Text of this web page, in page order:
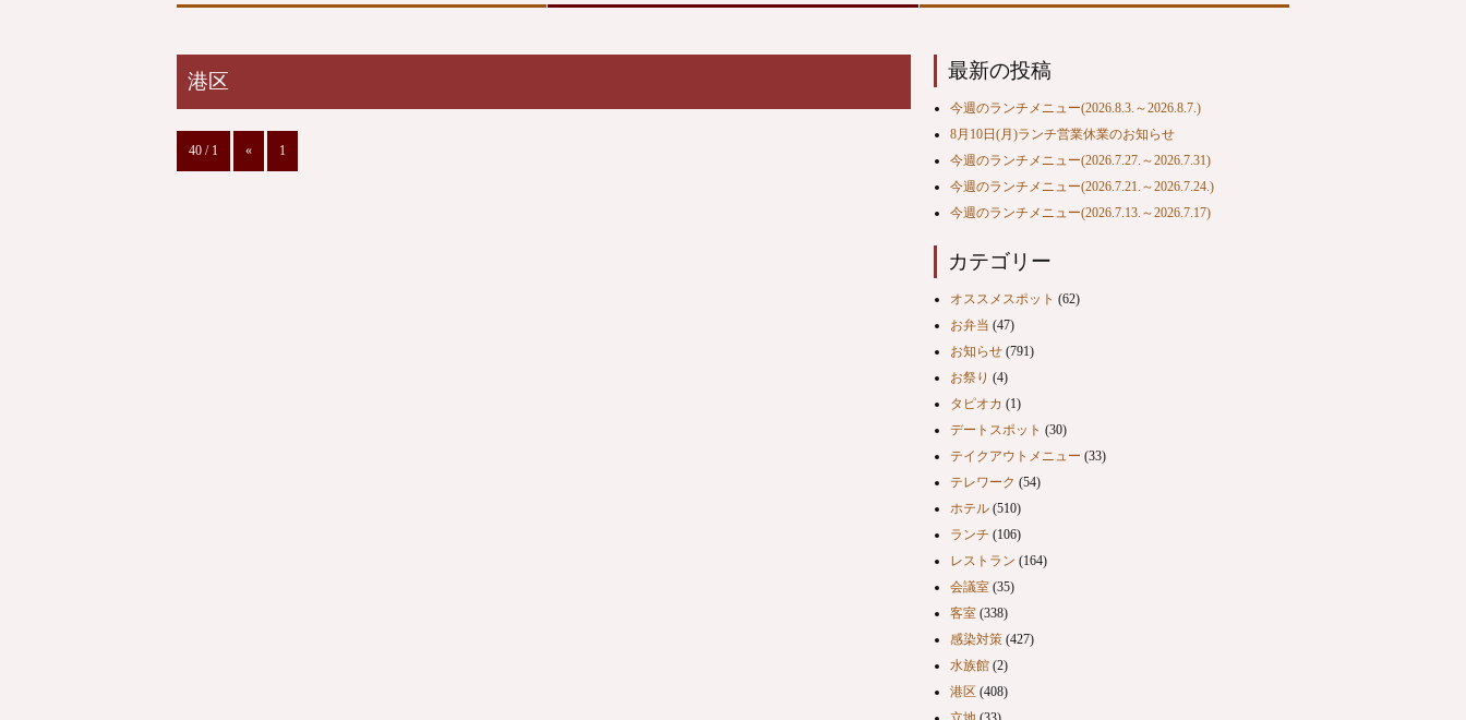
港区
40 / 1 « 1
最新の投稿
今週のランチメニュー(2026.8.3.～2026.8.7.)
8月10日(月)ランチ営業休業のお知らせ
今週のランチメニュー(2026.7.27.～2026.7.31)
今週のランチメニュー(2026.7.21.～2026.7.24.)
今週のランチメニュー(2026.7.13.～2026.7.17)
カテゴリー
オススメスポット (62)
お弁当 (47)
お知らせ (791)
お祭り (4)
タピオカ (1)
デートスポット (30)
テイクアウトメニュー (33)
テレワーク (54)
ホテル (510)
ランチ (106)
レストラン (164)
会議室 (35)
客室 (338)
感染対策 (427)
水族館 (2)
港区 (408)